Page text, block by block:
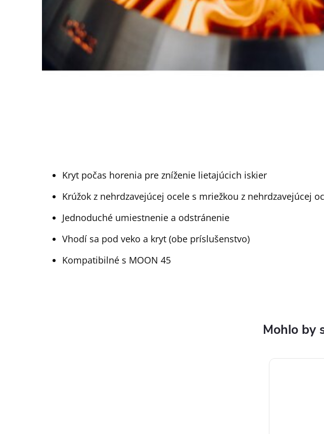
Kryt počas horenia pre zníženie lietajúcich iskier
Krúžok z nehrdzavejúcej ocele s mriežkou z nehrdzavejúcej
Jednoduché umiestnenie a odstránenie
Vhodí sa pod veko a kryt (obe príslušenstvo)
Kompatibilné s MOON 45